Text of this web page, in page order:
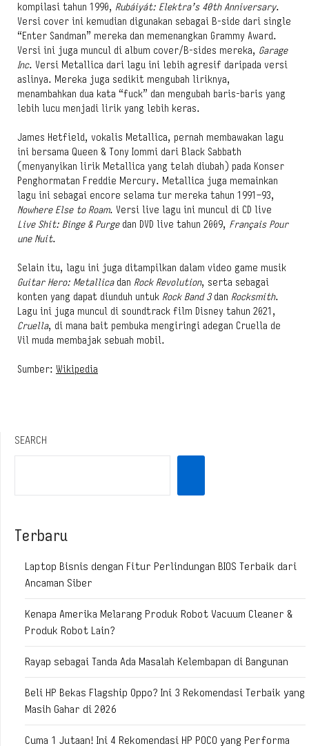
kompilasi tahun 1990, Rubáiyát: Elektra’s 40th Anniversary.
Versi cover ini kemudian digunakan sebagai B-side dari single
“Enter Sandman” mereka dan memenangkan Grammy Award.
Versi ini juga muncul di album cover/B-sides mereka, Garage
Inc. Versi Metallica dari lagu ini lebih agresif daripada versi
aslinya. Mereka juga sedikit mengubah liriknya,
menambahkan dua kata “fuck” dan mengubah baris-baris yang
lebih lucu menjadi lirik yang lebih keras.
James Hetfield, vokalis Metallica, pernah membawakan lagu
ini bersama Queen & Tony Iommi dari Black Sabbath
(menyanyikan lirik Metallica yang telah diubah) pada Konser
Penghormatan Freddie Mercury. Metallica juga memainkan
lagu ini sebagai encore selama tur mereka tahun 1991–93,
Nowhere Else to Roam. Versi live lagu ini muncul di CD live
Live Shit: Binge & Purgedan DVD live tahun 2009, Français Pour
une Nuit.
Selain itu, lagu ini juga ditampilkan dalam video game musik
Guitar Hero: Metallicadan Rock Revolution, serta sebagai
konten yang dapat diunduh untuk Rock Band 3dan Rocksmith.
Lagu ini juga muncul di soundtrack film Disney tahun 2021,
Cruella, di mana bait pembuka mengiringi adegan Cruella de
Vil muda membajak sebuah mobil.
Sumber: Wikipedia
SEARCH
Terbaru
Laptop Bisnis dengan Fitur Perlindungan BIOS Terbaik dari
Ancaman Siber
Kenapa Amerika Melarang Produk Robot Vacuum Cleaner &
Produk Robot Lain?
Rayap sebagai Tanda Ada Masalah Kelembapan di Bangunan
Beli HP Bekas Flagship Oppo? Ini 3 Rekomendasi Terbaik yang
Masih Gahar di 2026
Cuma 1 Jutaan! Ini 4 Rekomendasi HP POCO yang Performa